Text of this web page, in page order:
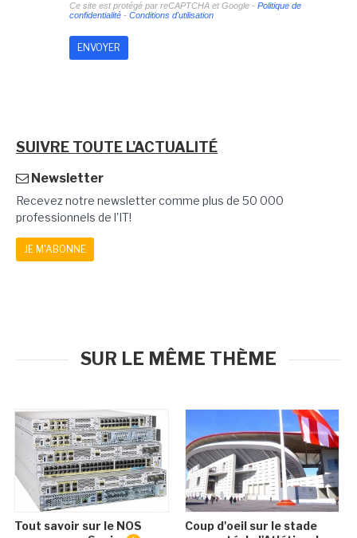
Ce site est protégé par reCAPTCHA et Google - Politique de
confidentialité- Conditions d'utilisation
SUIVRE TOUTE L'ACTUALITÉ
Newsletter
Recevez notre newsletter comme plus de 50 000
professionnels de l'IT!
JE M'ABONNE
SUR LE MÊME THÈME
Tout savoir sur le NOS
Coup d'oeil sur le stade